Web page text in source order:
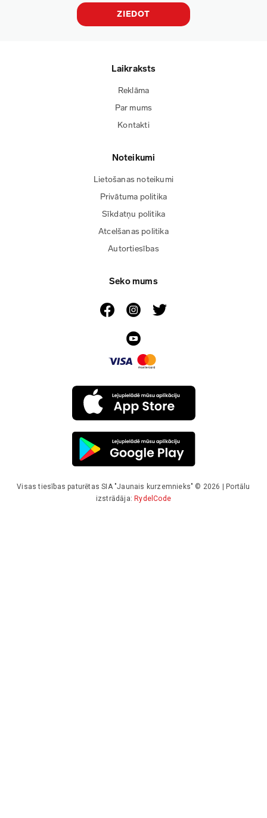
ZIEDOT
Laikraksts
Reklāma
Par mums
Kontakti
Noteikumi
Lietošanas noteikumi
Privātuma politika
Sīkdatņu politika
Atcelšanas politika
Autortiesības
Seko mums
Visas tiesības paturētas SIA "Jaunais kurzemnieks" © 2026 | Portālu
izstrādāja: RydelCode